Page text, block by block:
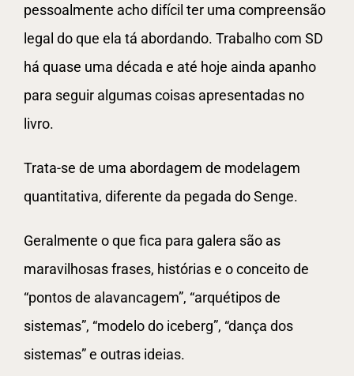
pessoalmente acho difícil ter uma compreensão
legal do que ela tá abordando. Trabalho com SD
há quase uma década e até hoje ainda apanho
para seguir algumas coisas apresentadas no
livro.
Trata-se de uma abordagem de modelagem
quantitativa, diferente da pegada do Senge.
Geralmente o que fica para galera são as
maravilhosas frases, histórias e o conceito de
“pontos de alavancagem”, “arquétipos de
sistemas”, “modelo do iceberg”, “dança dos
sistemas” e outras ideias.